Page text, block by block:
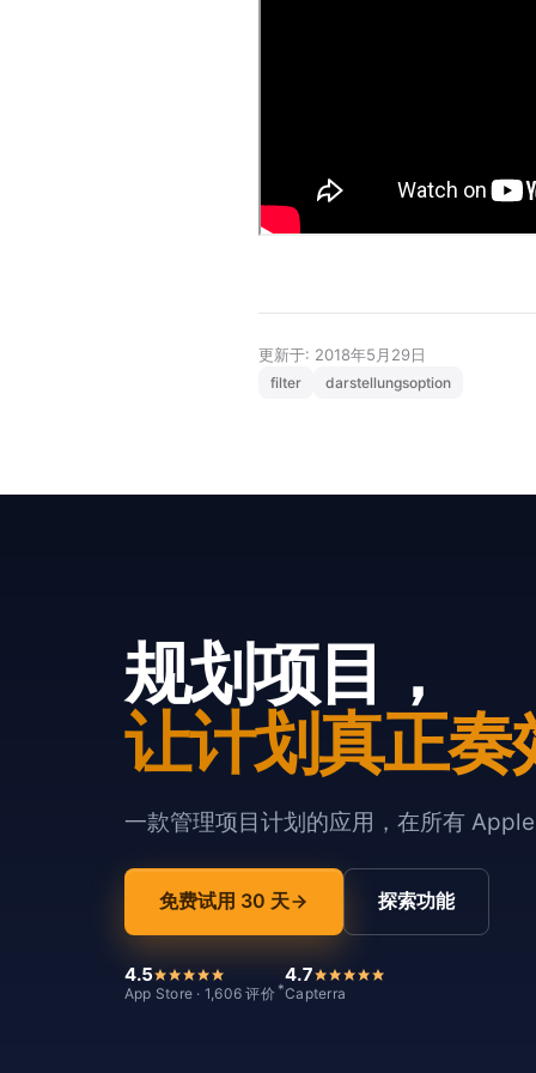
更新于: 2018年5月29日
filter darstellungsoption
规划项目，
让计划真正奏
一款管理项目计划的应用，在所有
免费试用 30 天 探索功能
4.5
App Store · 1,606 评价 *
4.7
Capterra